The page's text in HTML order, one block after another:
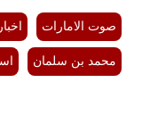
صوت الامارات
محمد بن سلمان